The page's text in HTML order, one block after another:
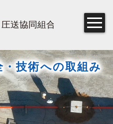
・技術への取組み